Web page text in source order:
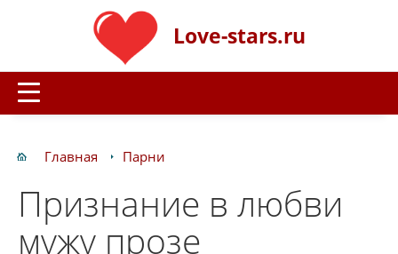
Love-stars.ru
Главная Парни
Признание в любви
мужу прозе